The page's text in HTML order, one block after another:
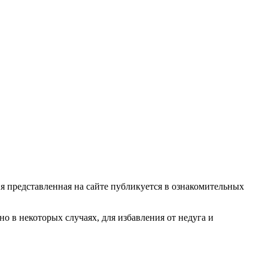
на сайте публикуется в ознакомительных
в некоторых случаях, для избавления от недуга и